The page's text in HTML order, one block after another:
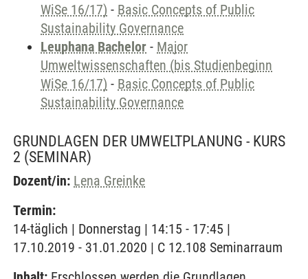
WiSe 16/17) - Basic Concepts of Public
Sustainability Governance
Leuphana Bachelor - Major
Umweltwissenschaften (bis Studienbeginn
WiSe 16/17) - Basic Concepts of Public
Sustainability Governance
GRUNDLAGEN DER UMWELTPLANUNG - KURS
2 (SEMINAR)
Dozent/in: Lena Greinke
Termin:
14-täglich | Donnerstag | 14:15 - 17:45 |
17.10.2019 - 31.01.2020 | C 12.108 Seminarraum